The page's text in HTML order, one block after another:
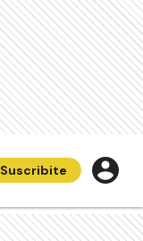
Suscribite